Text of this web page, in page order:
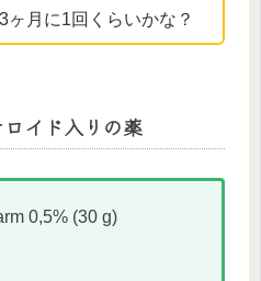
ヶ月に1回くらいかな？
イド入りの薬
0,5% (30 g)